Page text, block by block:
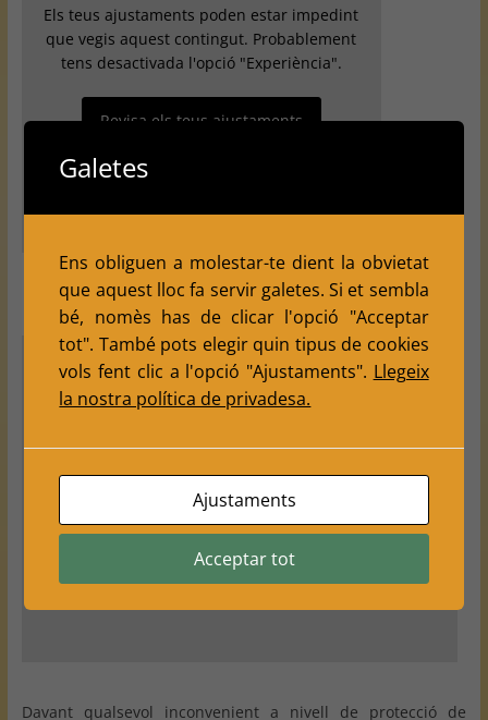
Els teus ajustaments poden estar impedint
que vegis aquest contingut. Probablement
tens desactivada l'opció "Experiència".
Revisa els teus ajustaments
l'opció "Experiència".
Davant qualsevol inconvenient a nivell de protecció de
Galetes
Ens obliguen a molestar-te dient la obvietat
que aquest lloc fa servir galetes. Si et sembla
bé, nomès has de clicar l'opció "Acceptar
tot". També pots elegir quin tipus de cookies
vols fent clic a l'opció "Ajustaments". Llegeix
la nostra política de privadesa.
Ajustaments
Acceptar tot